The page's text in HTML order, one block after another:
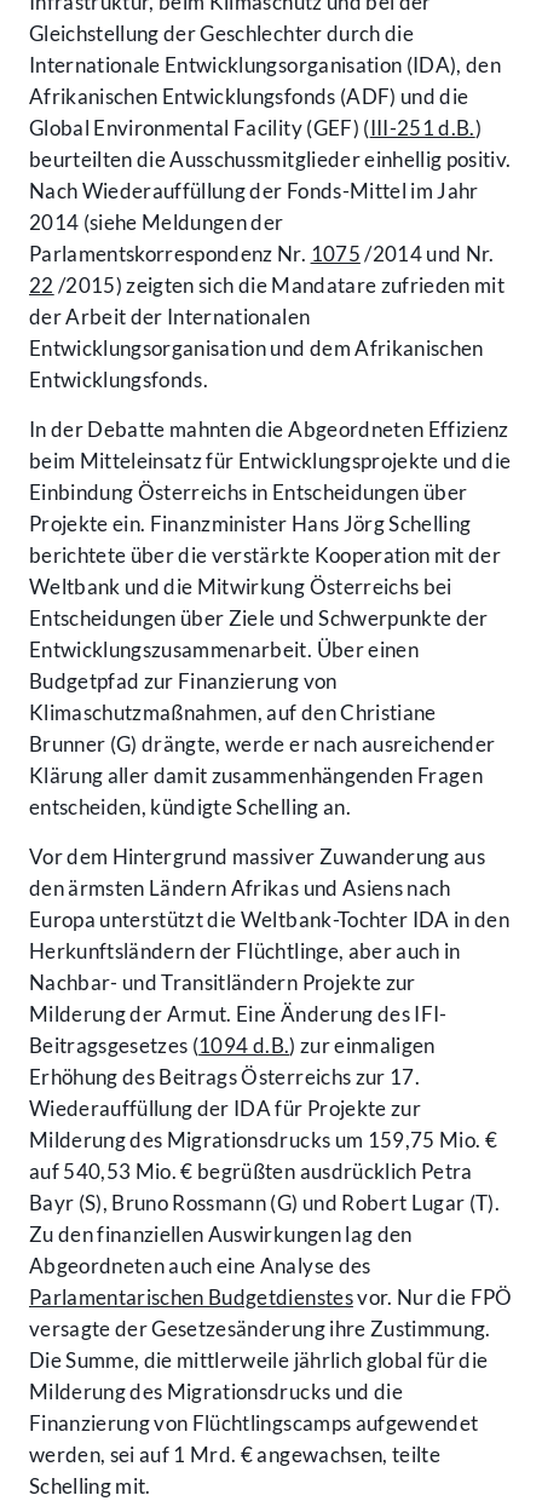
Gleichstellung der Geschlechter durch die
Internationale Entwicklungsorganisation (IDA), den
Afrikanischen Entwicklungsfonds (ADF) und die
Global Environmental Facility (GEF) (III-251 d.B.)
beurteilten die Ausschussmitglieder einhellig positiv.
Nach Wiederauffüllung der Fonds-Mittel im Jahr
2014 (siehe Meldungen der
Parlamentskorrespondenz Nr. 1075/2014 und Nr.
22 /2015) zeigten sich die Mandatare zufrieden mit
der Arbeit der Internationalen
Entwicklungsorganisation und dem Afrikanischen
Entwicklungsfonds.
In der Debatte mahnten die Abgeordneten Effizienz
beim Mitteleinsatz für Entwicklungsprojekte und die
Einbindung Österreichs in Entscheidungen über
Projekte ein. Finanzminister Hans Jörg Schelling
berichtete über die verstärkte Kooperation mit der
Weltbank und die Mitwirkung Österreichs bei
Entscheidungen über Ziele und Schwerpunkte der
Entwicklungszusammenarbeit. Über einen
Budgetpfad zur Finanzierung von
Klimaschutzmaßnahmen, auf den Christiane
Brunner (G) drängte, werde er nach ausreichender
Klärung aller damit zusammenhängenden Fragen
entscheiden, kündigte Schelling an.
Vor dem Hintergrund massiver Zuwanderung aus
den ärmsten Ländern Afrikas und Asiens nach
Europa unterstützt die Weltbank-Tochter IDA in den
Herkunftsländern der Flüchtlinge, aber auch in
Nachbar- und Transitländern Projekte zur
Milderung der Armut. Eine Änderung des IFI-
Beitragsgesetzes (1094 d.B.) zur einmaligen
Erhöhung des Beitrags Österreichs zur 17.
Wiederauffüllung der IDA für Projekte zur
Milderung des Migrationsdrucks um 159,75 Mio. €
auf 540,53 Mio. € begrüßten ausdrücklich Petra
Bayr (S), Bruno Rossmann (G) und Robert Lugar (T).
Zu den finanziellen Auswirkungen lag den
Abgeordneten auch eine Analyse des
Parlamentarischen Budgetdienstesvor. Nur die FPÖ
versagte der Gesetzesänderung ihre Zustimmung.
Die Summe, die mittlerweile jährlich global für die
Milderung des Migrationsdrucks und die
Finanzierung von Flüchtlingscamps aufgewendet
werden, sei auf 1 Mrd. € angewachsen, teilte
Schelling mit.